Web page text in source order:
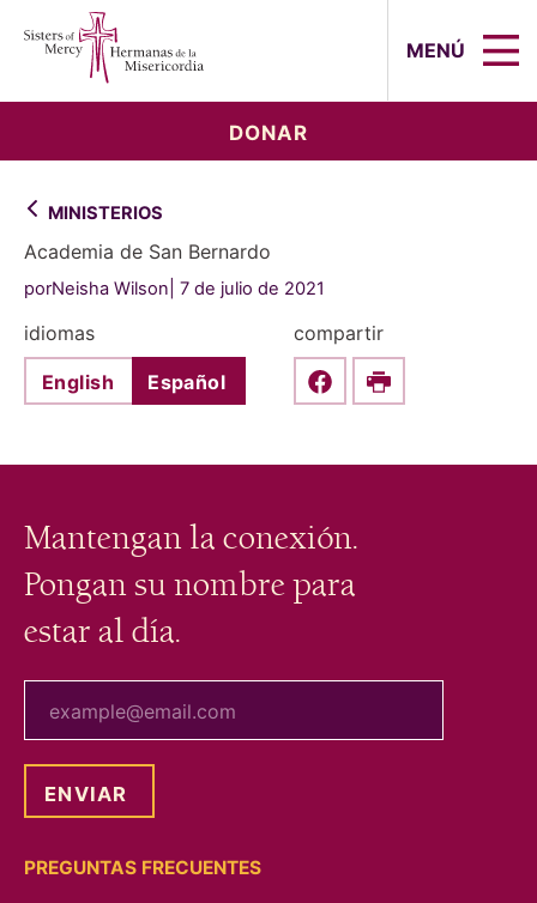
MENÚ
DONAR
MINISTERIOS
Academia de San Bernardo
porNeisha Wilson 7 de julio de 2021
idiomas
English Español
compartir
Share this on Facebook
Print
Mantengan la conexión.
Pongan su nombre para
estar al día.
PREGUNTAS FRECUENTES